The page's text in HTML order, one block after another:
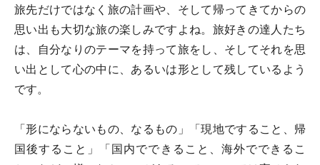
旅先だけではなく旅の計画や、そして帰ってきてからの
思い出も大切な旅の楽しみですよね。旅好きの達人たち
は、自分なりのテーマを持って旅をし、そしてそれを思
い出として心の中に、あるいは形として残しているよう
です。
「形にならないもの、なるもの」「現地ですること、帰
国後すること」「国内でできること、海外でできるこ